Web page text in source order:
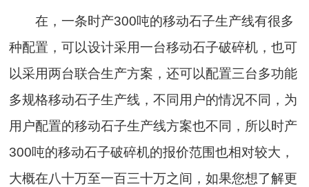
在，一条时产300吨的移动石子生产线有很多
种配置，可以设计采用一台移动石子破碎机，也可
以采用两台联合生产方案，还可以配置三台多功能
多规格移动石子生产线，不同用户的情况不同，为
用户配置的移动石子生产线方案也不同，所以时产
300吨的移动石子破碎机的报价范围也相对较大，
大概在八十万至一百三十万之间，如果您想了解更